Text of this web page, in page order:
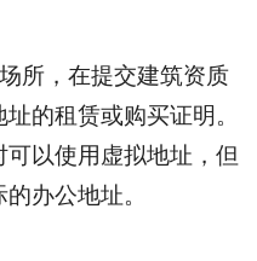
所，在提交建筑资质
的租赁或购买证明。
以使用虚拟地址，但
办公地址。